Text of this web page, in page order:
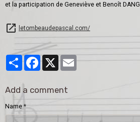
et la participation de Geneviève et Benoît DANG
letombeaudepascal.com/
PartagerFacebook
Add a comment
Name